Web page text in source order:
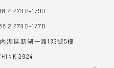
2 2790-1790
2 2790-1770
湖區新湖一路133號5樓
2024